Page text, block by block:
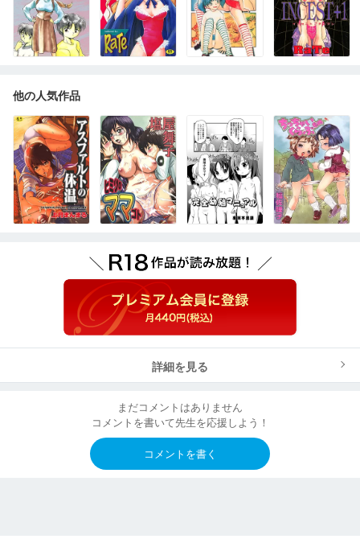
他の人気作品
詳細を見る
まだコメントはありません
コメントを書いて先生を応援しよう！
コメントを書く